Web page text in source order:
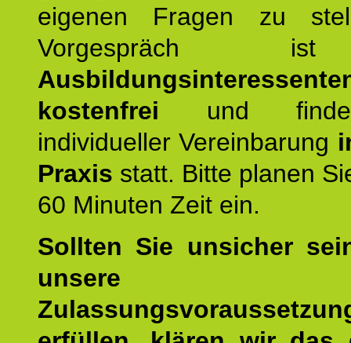
eigenen Fragen zu
kostenfrei und
individueller Vereinbarung
Praxis statt. Bitte planen
60 Minuten Zeit ein.
Sollten Sie unsicher
unsere